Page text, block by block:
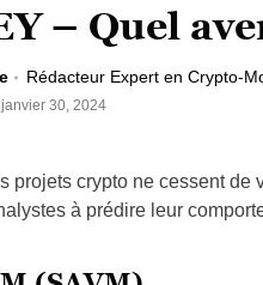
– Quel
Rédacteur Expert en Crypto-
janvier 30, 2024
projets crypto ne cessent de
à prédire leur